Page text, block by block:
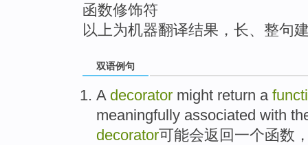
函数修饰符
以上为机器翻译结果，长、整句
双语例句
A decorator might return a
meaningfully associated with
decorator可能会返回 一个函数